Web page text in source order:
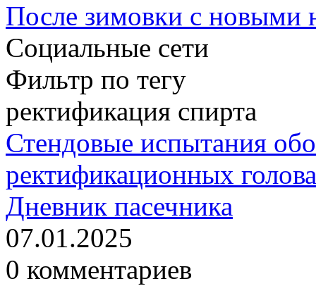
После зимовки с новыми
Социальные сети
Фильтр по тегу
ректификация спирта
Стендовые испытания
ректификационных
Дневник пасечника
07.01.2025
0 комментариев